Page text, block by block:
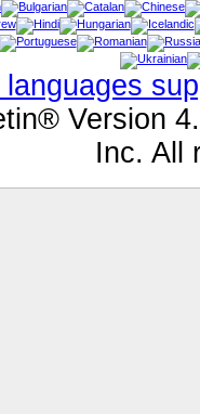
languages
Version
Inc. All